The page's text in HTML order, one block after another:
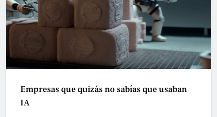
Empresas que quizás no sabías que usaban
IA